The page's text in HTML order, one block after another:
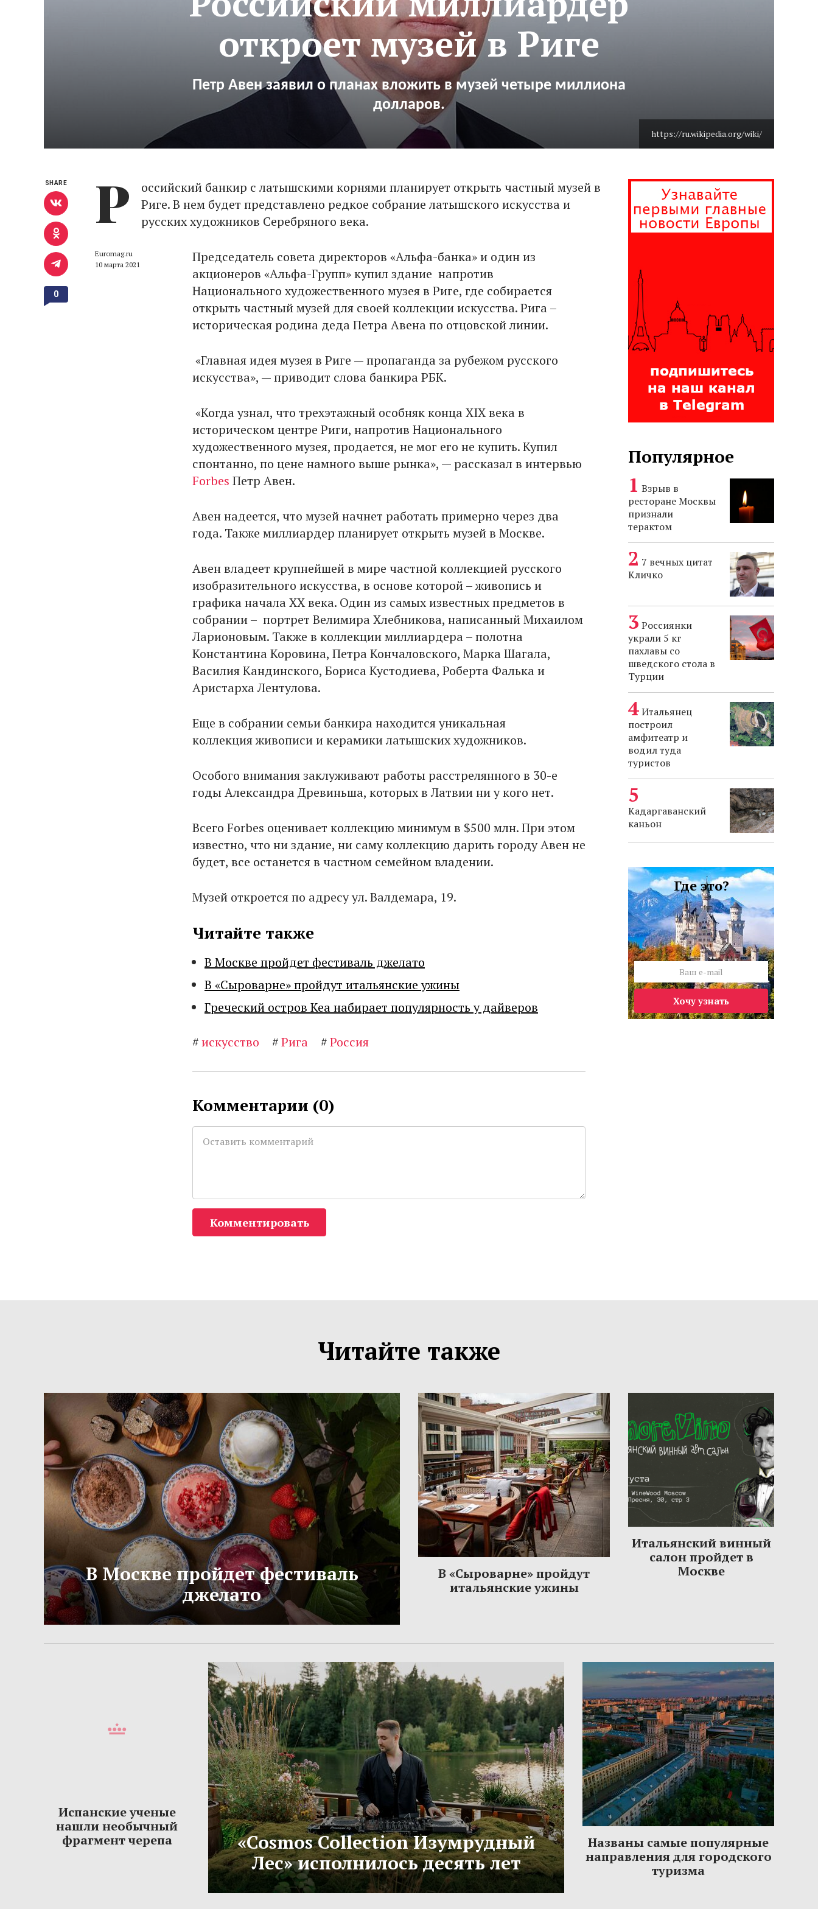
https://ru.wikipedia.org/wiki/
откроет музей в Риге
Петр Авен заявил о планах вложить в музей четыре миллиона
долларов.
Р
оссийский банкир с латышскими корнями планирует открыть частный музей в
Риге. В нем будет представлено редкое собрание латышского искусства и
русских художников Серебряного века.
Euromag.ru
10 марта 2021
Председатель совета директоров «Альфа-банка» и один из
акционеров «Альфа-Групп» купил здание напротив
Национального художественного музея в Риге, где собирается
открыть частный музей для своей коллекции искусства. Рига –
историческая родина деда Петра Авена по отцовской линии.
«Главная идея музея в Риге — пропаганда за рубежом русского
искусства», — приводит слова банкира РБК.
«Когда узнал, что трехэтажный особняк конца XIX века в
историческом центре Риги, напротив Национального
художественного музея, продается, не мог его не купить. Купил
спонтанно, по цене намного выше рынка», — рассказал в интервью
Forbes Петр Авен.
Авен надеется, что музей начнет работать примерно через два
года. Также миллиардер планирует открыть музей в Москве.
Авен владеет крупнейшей в мире частной коллекцией русского
изобразительного искусства, в основе которой – живопись и
графика начала XX века. Один из самых известных предметов в
собрании – портрет Велимира Хлебникова, написанный Михаилом
Ларионовым. Также в коллекции миллиардера – полотна
Константина Коровина, Петра Кончаловского, Марка Шагала,
Василия Кандинского, Бориса Кустодиева, Роберта Фалька и
Аристарха Лентулова.
Еще в собрании семьи банкира находится уникальная
коллекция живописи и керамики латышских художников.
Особого внимания заклуживают работы расстрелянного в 30-е
годы Александра Древиньша, которых в Латвии ни у кого нет.
Всего Forbes оценивает коллекцию минимум в $500 млн. При этом
известно, что ни здание, ни саму коллекцию дарить городу Авен не
будет, все останется в частном семейном владении.
Музей откроется по адресу ул. Валдемара, 19.
Читайте также
В Москве пройдет фестиваль джелато
В «Сыроварне» пройдут итальянские ужины
Греческий остров Кеа набирает популярность у дайверов
#искусство #Рига #Россия
SHARE
0
Комментарии (0)
Комментировать
Популярное
Взрыв в
ресторане Москвы
признали
терактом
7 вечных цитат
Кличко
Россиянки
украли 5 кг
пахлавы со
шведского стола в
Турции
Итальянец
построил
амфитеатр и
водил туда
туристов
Кадаргаванский
каньон
Где это?
Хочу узнать
Читайте также
В Москве пройдет фестиваль
джелато
В «Сыроварне» пройдут
итальянские ужины
Итальянский винный
салон пройдет в
Москве
Испанские ученые
нашли необычный
фрагмент черепа
«Cosmos Collection Изумрудный
Лес» исполнилось десять лет
Названы самые популярные
направления для городского
туризма